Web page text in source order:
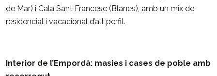
de Mar) i Cala Sant Francesc (Blanes), amb un mix de
residencial i vacacional d’alt perfil.
Interior de l’Empordà: masies i cases de poble amb